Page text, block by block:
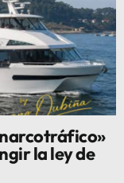
la ley de